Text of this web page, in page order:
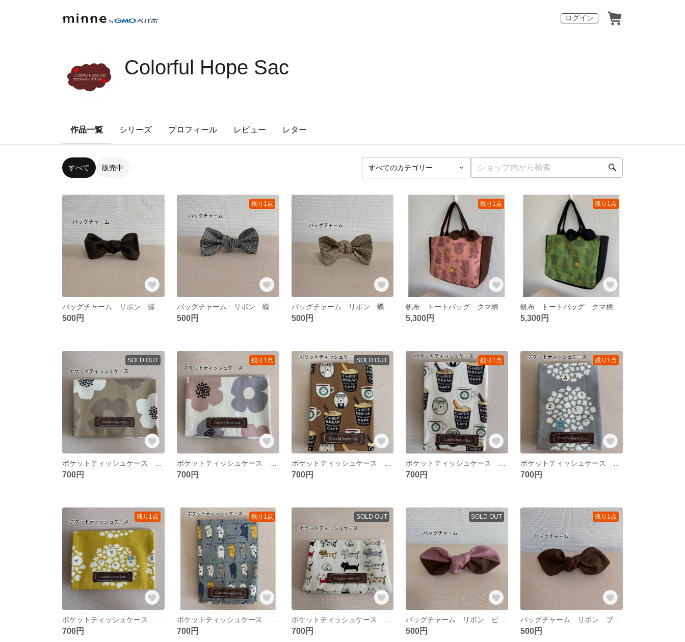
ログイン
Colorful Hope Sac
作品一覧 シリーズ プロフィール レビュー レター
すべて 販売中
500円
残り1点
500円 500円
残り1点
5,300円
残り1点
5,300円
SOLD OUT
700円
残り1点
700円
SOLD OUT
700円
残り1点
700円
残り1点
700円
残り1点
700円
残り1点
700円
SOLD OUT
700円
SOLD OUT
500円
残り1点
500円